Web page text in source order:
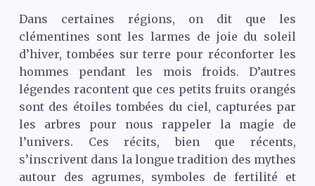
Dans certaines régions, on dit que les
clémentines sont les larmes de joie du soleil
d’hiver, tombées sur terre pour réconforter les
hommes pendant les mois froids. D’autres
légendes racontent que ces petits fruits orangés
sont des étoiles tombées du ciel, capturées par
les arbres pour nous rappeler la magie de
l’univers. Ces récits, bien que récents,
s’inscrivent dans la longue tradition des mythes
autour des agrumes, symboles de fertilité et